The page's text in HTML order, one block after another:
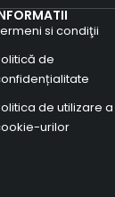
si condiţii
de
de utilizare a
urilor